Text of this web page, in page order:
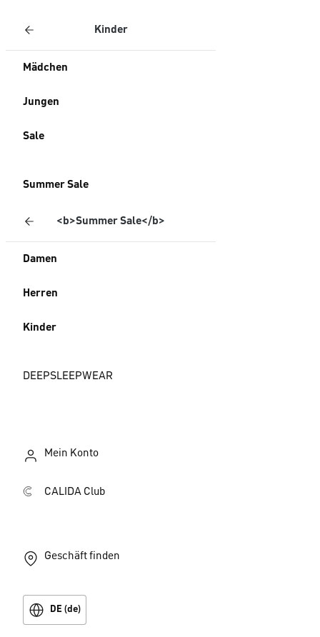
Kinder
Mädchen
Jungen
Sale
Summer Sale
<b>Summer Sale</b>
Damen
Herren
Kinder
DEEPSLEEPWEAR
Mein Konto
CALIDA Club
Geschäft finden
DE (de)